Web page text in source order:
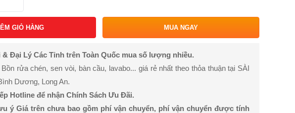
GIỎ HÀNG MUA NGAY
& Đại Lý Các Tỉnh trên Toàn Quốc mua số lượng nhiều.
rửa chén, sen vòi, bàn cầu, lavabo... giá rẻ nhất theo thỏa thuận tại SÀI
Dương, Long An.
Hotline để nhận Chính Sách Ưu Đãi.
ý Giá trên chưa bao gồm phí vận chuyển, phí vận chuyển được tính